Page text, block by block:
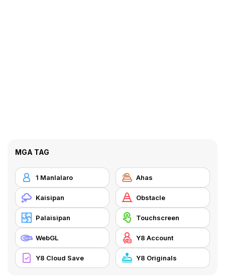
MGA TAG
1 Manlalaro Ahas
Kaisipan Obstacle
Palaisipan Touchscreen
WebGL Y8 Account
Y8 Cloud Save Y8 Originals